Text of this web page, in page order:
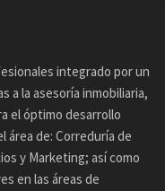
integrado por un
a la asesoría inmobiliaria,
el óptimo desarrollo
área de: Correduría de
y Marketing; así como
en las áreas de